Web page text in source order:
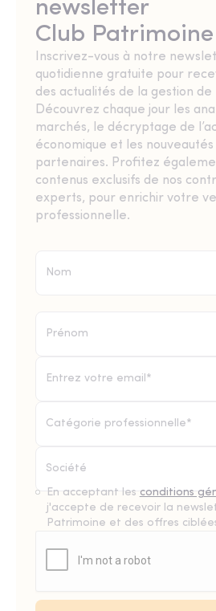
newsletter
Club Patrimoine
Inscrivez-vous à notre
quotidienne gratuite pour
des actualités de la gestion
Découvrez chaque jour les
marchés, le décryptage de
économique et les nouveautés
partenaires. Profitez
contenus exclusifs de nos
experts, pour enrichir votre
professionnelle.
Catégorie professionnelle*
En acceptant les conditions
j'accepte de recevoir la
Patrimoine et des offres